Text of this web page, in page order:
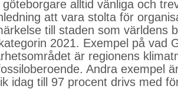
alltid vänliga och
att vara stolta för
till staden som världens
2021. Exempel på vad
är regionens
Andra exempel
idag till 97 procent drivs med